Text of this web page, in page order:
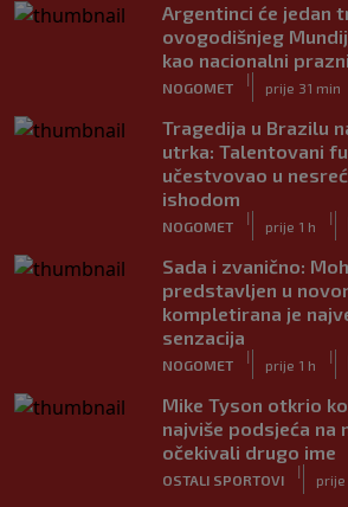
Argentinci će jedan
ovogodišnjeg
kao nacionalni
NOGOMET
|
prije 31 min
Tragedija u Brazilu
utrka: Talentovani
učestvovao u
ishodom
NOGOMET
|
prije 1 h
|
Sada i zvanično:
predstavljen u
kompletirana je
senzacija
NOGOMET
|
prije 1 h
|
Mike Tyson otkrio
najviše podsjeća na
očekivali drugo ime
OSTALI SPORTOVI
|
prije